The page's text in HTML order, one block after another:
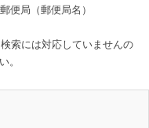
便局（郵便局名）
索には対応していませんの
。